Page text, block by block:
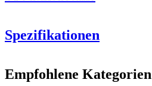
Spezifikationen
Produktnummer1LS10CW13E
Empfohlene Kategorien